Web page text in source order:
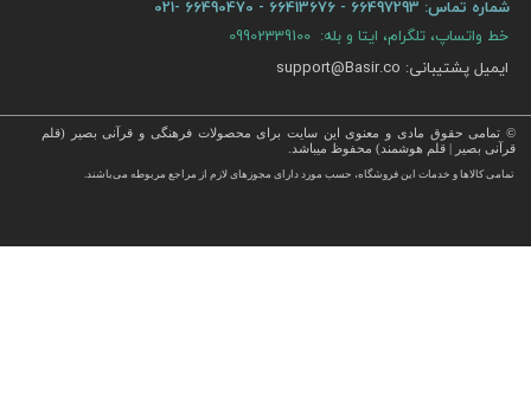
© تمامی حقوق مادی و معنوی این سایت برای محصولات فرهنگی و قرآنی بصیر (قلم
قرآنی بصیر | قلم هوشمند) محفوظ میباشد.
تمامی كالاها و خدمات این فروشگاه، حسب مورد دارای مجوزهای لازم از مراجع مربوطه می‌باشند.
، انواع قلم قرآنی ، انواع کتاب نفیس و قرآن نفیس , قرآن عروس , کتب نفیس و معطر , کتاب چرمی و سایر محصولات
شماره تماس:
خط واتساپ، تلگرام، ایتا و بله: 09902339100
ایمیل پشتیبانی: support@Basir.co